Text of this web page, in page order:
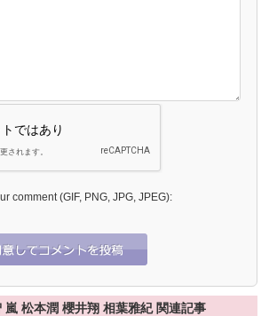
comment (GIF, PNG, JPG, JPEG):
嵐 松本潤 櫻井翔 相葉雅紀 関連記事